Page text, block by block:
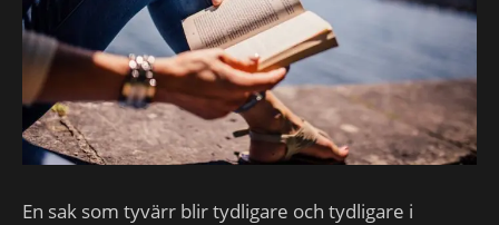
En sak som tyvärr blir tydligare och tydligare i